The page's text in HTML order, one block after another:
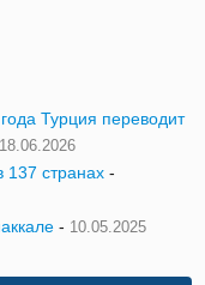
Турция переводит
18.06.2026
137 странах -
- 10.05.2025